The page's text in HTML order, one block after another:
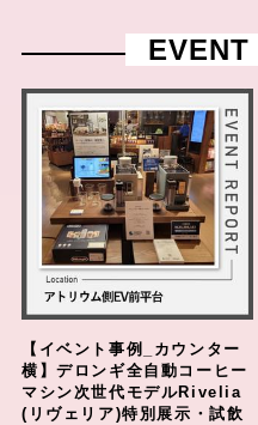
EVENT
【イベント事例_カウンター
横】デロンギ全自動コーヒー
マシン次世代モデルRivelia
(リヴェリア)特別展示・試飲